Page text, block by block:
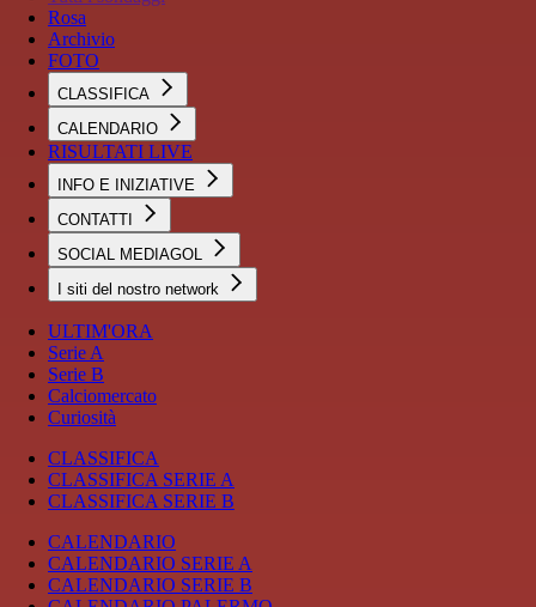
Rosa
Archivio
FOTO
CLASSIFICA
CALENDARIO
RISULTATI LIVE
INFO E INIZIATIVE
CONTATTI
SOCIAL MEDIAGOL
I siti del nostro network
ULTIM'ORA
Serie A
Serie B
Calciomercato
Curiosità
CLASSIFICA
CLASSIFICA SERIE A
CLASSIFICA SERIE B
CALENDARIO
CALENDARIO SERIE A
CALENDARIO SERIE B